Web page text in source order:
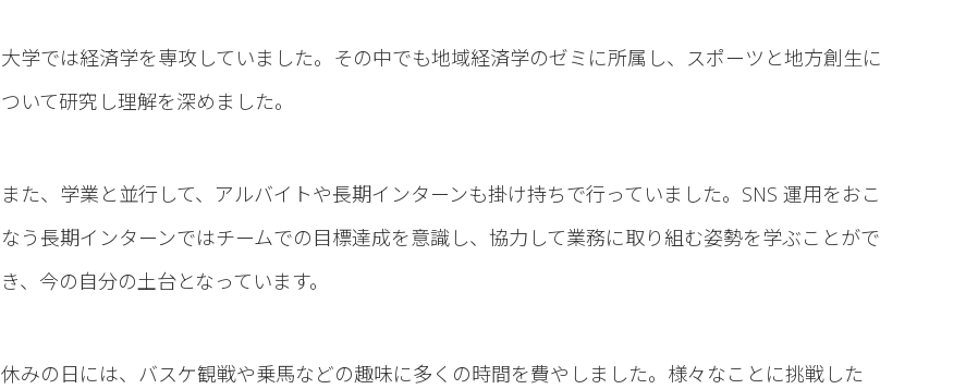
大学では経済学を専攻していました。その中でも地域経済学のゼミに所属し、スポーツと地方創生に
ついて研究し理解を深めました。
また、学業と並行して、アルバイトや長期インターンも掛け持ちで行っていました。SNS 運用をおこ
なう長期インターンではチームでの目標達成を意識し、協力して業務に取り組む姿勢を学ぶことがで
き、今の自分の土台となっています。
休みの日には、バスケ観戦や乗馬などの趣味に多くの時間を費やしました。様々なことに挑戦した